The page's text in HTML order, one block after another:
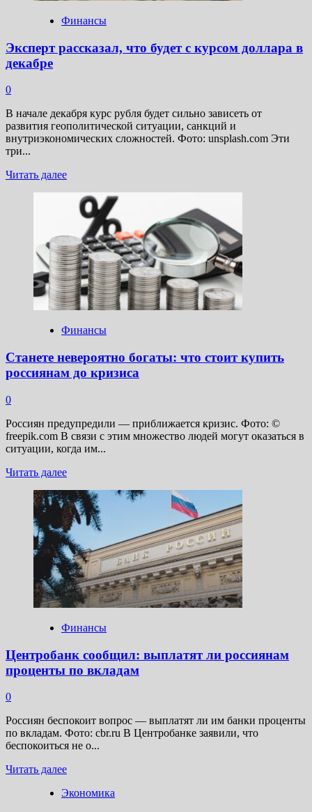
в 2024
году
Финансы
Эксперт рассказал, что будет с курсом доллара в
декабре
0
В начале декабря курс рубля будет сильно зависеть от
развития геополитической ситуации, санкций и
внутриэкономических сложностей. Фото: unsplash.com Эти
три...
Читать далееПрочитать
Эксперт
рассказал,
что
будет
с
курсом
доллара
в
декабре
Финансы
Станете невероятно богаты: что стоит купить
россиянам до кризиса
0
Россиян предупредили — приближается кризис. Фото: ©
freepik.com В связи с этим множество людей могут оказаться в
ситуации, когда им...
Читать далееПрочитать
о
Станете
невероятно
богаты:
что
стоит
купить
россиянам
до
кризиса
Финансы
Центробанк сообщил: выплатят ли россиянам
проценты по вкладам
0
Россиян беспокоит вопрос — выплатят ли им банки проценты
по вкладам. Фото: cbr.ru В Центробанке заявили, что
беспокоиться не о...
Читать далееПрочитать
о
Экономика